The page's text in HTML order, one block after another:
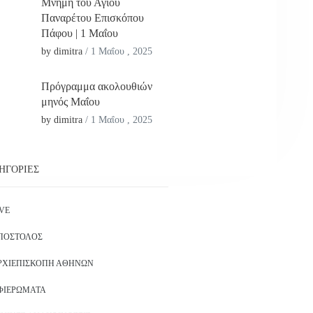
Μνήμη του Αγίου
Παναρέτου Επισκόπου
Πάφου | 1 Μαΐου
by dimitra / 1 Μαΐου , 2025
Πρόγραμμα ακολουθιών
μηνός Μαΐου
by dimitra / 1 Μαΐου , 2025
ΑΘΗΝΏΝ